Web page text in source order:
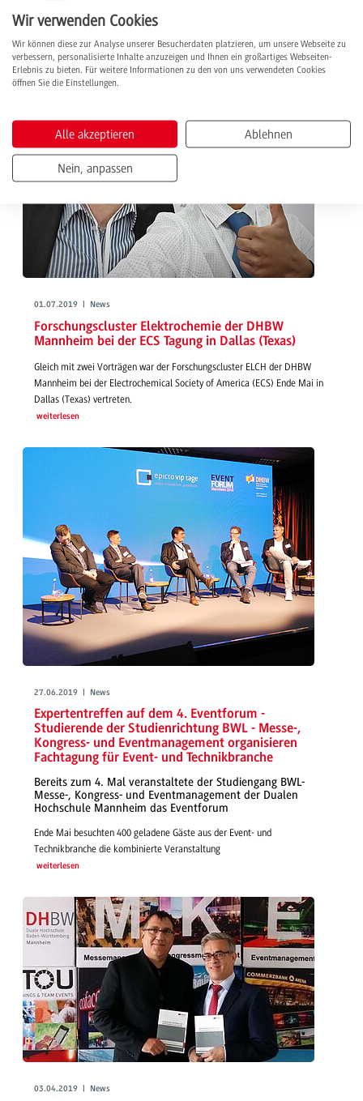
Eyetracking bei Veranstaltungen auseinander.
weiterlesen
01.07.2019 | News
Forschungscluster Elektrochemie der DHBW
Mannheim bei der ECS Tagung in Dallas (Texas)
Gleich mit zwei Vorträgen war der Forschungscluster ELCH der DHBW
Mannheim bei der Electrochemical Society of America (ECS) Ende Mai in
Dallas (Texas) vertreten.
weiterlesen
27.06.2019 | News
Expertentreffen auf dem 4. Eventforum -
Studierende der Studienrichtung BWL - Messe-,
Kongress- und Eventmanagement organisieren
Fachtagung für Event- und Technikbranche
Bereits zum 4. Mal veranstaltete der Studiengang BWL-
Messe-, Kongress- und Eventmanagement der Dualen
Hochschule Mannheim das Eventforum
Ende Mai besuchten 400 geladene Gäste aus der Event- und
Technikbranche die kombinierte Veranstaltung
weiterlesen
03.04.2019 | News
Wir verwenden Cookies
Wir können diese zur Analyse unserer Besucherdaten platzieren, um unsere Webseite zu
verbessern, personalisierte Inhalte anzuzeigen und Ihnen ein großartiges Webseiten-
Erlebnis zu bieten. Für weitere Informationen zu den von uns verwendeten Cookies
öffnen Sie die Einstellungen.
Alle akzeptieren Ablehnen
Nein, anpassen